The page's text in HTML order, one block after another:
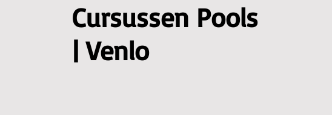
Cursussen Pools
| Venlo